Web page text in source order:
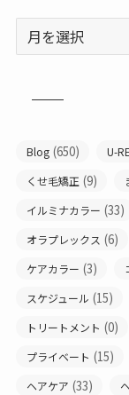
Blog (650) U-
くせ毛矯正 (9)
イルミナカラー (33)
オラプレックス (6)
ケアカラー (3)
スケジュール (15)
トリートメント (0)
プライベート (15)
ヘアケア (33)